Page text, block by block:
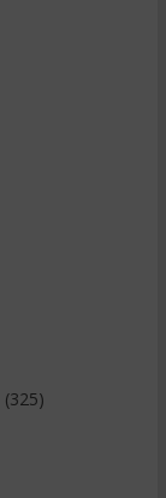
(325)